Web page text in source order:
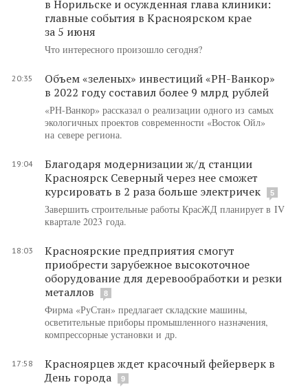
в Норильске и осужденная глава клиники:
главные события в Красноярском крае
за 5 июня
Что интересного произошло сегодня?
20:35
Объем «зеленых» инвестиций «РН-Ванкор»
в 2022 году составил более 9 млрд рублей
«РН-Ванкор» рассказал о реализации одного из самых
экологичных проектов современности «Восток Ойл»
на севере региона.
19:04
Благодаря модернизации ж/д станции
Красноярск Северный через нее сможет
курсировать в 2 раза больше электричек
5
Завершить строительные работы КрасЖД планирует в IV
квартале 2023 года.
18:03
Красноярские предприятия смогут
приобрести зарубежное высокоточное
оборудование для деревообработки и резки
металлов
8
Фирма «РуСтан» предлагает складские машины,
осветительные приборы промышленного назначения,
компрессорные установки и др.
17:58
Красноярцев ждет красочный фейерверк в
День города
9